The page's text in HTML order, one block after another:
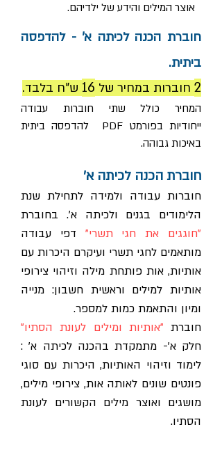
אוצר המילים והידע של ילדיהם.
חוברת הכנה לכיתה א' - להדפסה
ביתית.
2 חוברות במחיר של 16 ש"ח בלבד.
המחיר כולל שתי חוברות עבודה
ייחודיות בפורמט PDF להדפסה ביתית
באיכות גבוהה.
חוברת הכנה לכיתה א'
חוברות עבודה ולמידה לתחילת שנת
הלימודים בגנים ולכיתה א'. בחוברת
"חוגגים את חגי תשרי" דפי עבודה
מותאמים לחגי תשרי ועיקרם היכרות עם
אותיות, אות פותחת מילה וזיהוי צירופי
אותיות למילים וראשית חשבון: מנייה
ומיון והתאמת כמות למספר.
חוברת "אותיות ומילים לעונת הסתיו"
חלק א'- מתמקדת בהכנה לכיתה א' :
לימוד וזיהוי האותיות, היכרות עם סוגי
פונטים שונים לאותה אות, צירופי מילים,
מושגים ואוצר מילים הקשורים לעונת
הסתיו.